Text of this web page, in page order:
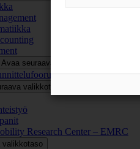
Avaa seuraava valikkotaso
valikkotaso
Research Center – EMRC
valikkotaso